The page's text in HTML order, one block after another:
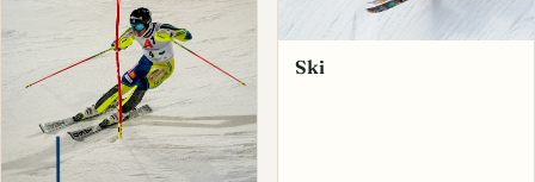
Ski